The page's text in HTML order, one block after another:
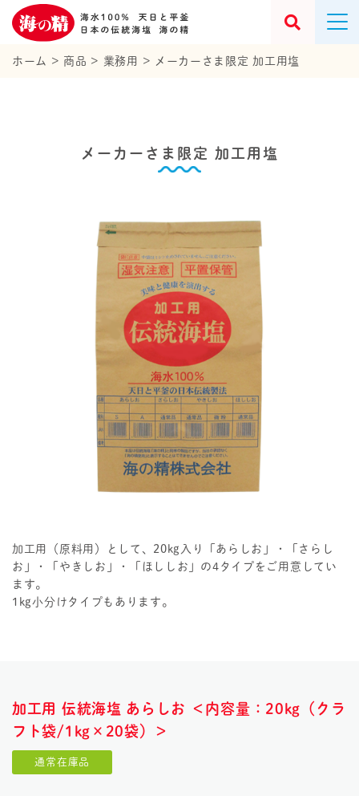
ホーム > 商品 > 業務用 > メーカーさま限定 加工用塩
メーカーさま限定 加工用塩
加工用（原料用）として、20kg入り「あらしお」・「さらし
お」・「やきしお」・「ほししお」の4タイプをご用意してい
ます。
1kg小分けタイプもあります。
加工用 伝統海塩 あらしお ＜内容量：20kg（クラ
フト袋/1kg×20袋）＞
通常在庫品